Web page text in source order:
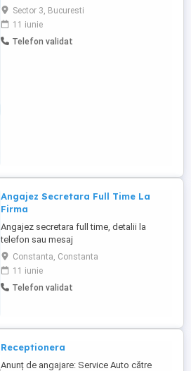
46-58, bl III, ap 86, angajeaza asistent
manager-1 post-COR 334303. Persoanele
interesate pot trimite cv-ul pe adresa de
email iar cele selectate vor sustine interviul
Sector 3, Bucuresti
11 iunie
Telefon validat
Angajez Secretara Full Time La
Firma
Angajez secretara full time, detalii la
telefon sau mesaj
Constanta, Constanta
11 iunie
Telefon validat
Receptionera
Anunț de angajare: Service Auto către